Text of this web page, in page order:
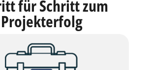
für Schritt zum
Projekterfolg